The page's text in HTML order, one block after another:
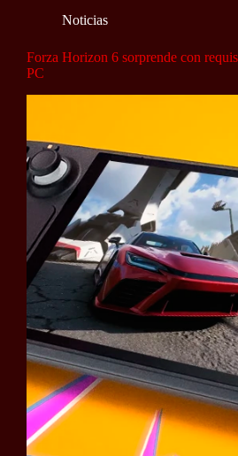
Noticias
Forza Horizon 6 sorprende con
PC